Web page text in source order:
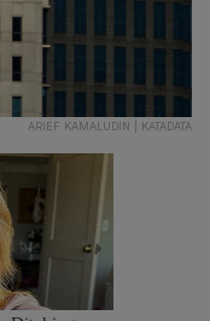
ARIEF KAMALUDIN | KATADATA